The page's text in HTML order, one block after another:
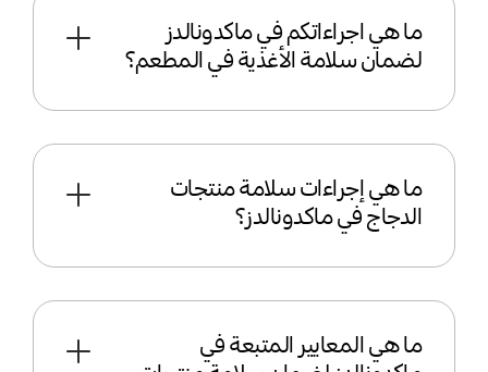
ما هي اجراءاتكم في ماكدونالدز
لضمان سلامة الأغذية في المطعم؟
ما هي إجراءات سلامة منتجات
الدجاج في ماكدونالدز؟
ما هي المعايير المتبعة في